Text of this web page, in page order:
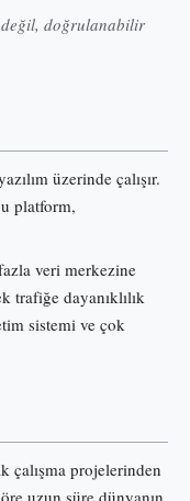
değil, doğrulanabilir
üzerinde çalışır.
platform,
veri merkezine
trafiğe dayanıklılık
sistemi ve çok
projelerinden
uzun süre dünyanın